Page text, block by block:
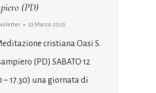
(PD)
23 Marzo 2025
cristiana Oasi S.
(PD) SABATO 12
– 17.30) una giornata di